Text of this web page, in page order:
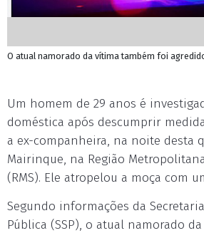
O atual namorado da vítima também foi
Um homem de 29 anos é
doméstica após descumprir
a ex-companheira, na noite desta
Mairinque, na Região
(RMS). Ele atropelou a moça com
Segundo informações da
Pública (SSP), o atual namorado